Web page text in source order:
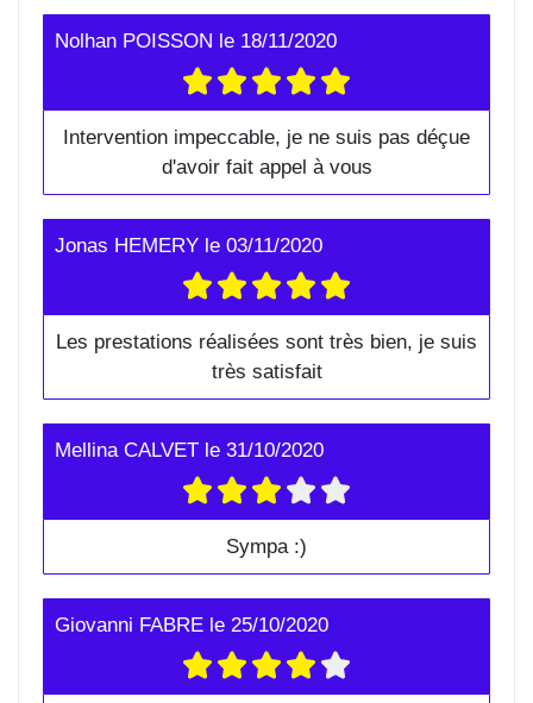
Nolhan POISSON le 18/11/2020
Intervention impeccable, je ne suis pas déçue
d'avoir fait appel à vous
Jonas HEMERY le 03/11/2020
Les prestations réalisées sont très bien, je suis
très satisfait
Mellina CALVET le 31/10/2020
Sympa :)
Giovanni FABRE le 25/10/2020